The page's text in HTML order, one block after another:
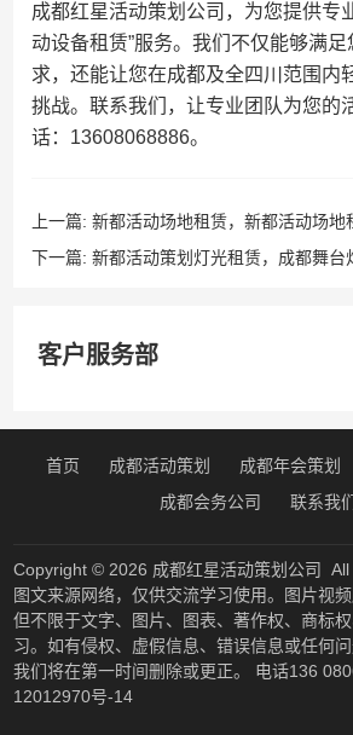
成都红星活动策划公司，为您提供专
动设备租赁”服务。我们不仅能够满
求，还能让您在成都及全四川范围内
挑战。联系我们，让专业团队为您的
话：13608068886。
上一篇: 新都活动场地租赁，新都活动场地
下一篇: 新都活动策划灯光租赁，成都舞台
客户服务部
首页 成都活动策划 成都年会策划
成都会务公司
联系我
Copyright © 2026 成都红星活动策划公司 All
图文来源网络，仅供交流学习使用。图片视
但不限于文字、图片、图表、著作权、商标
习。如有侵权、虚假信息、错误信息或任何问
我们将在第一时间删除或更正。 电话136
12012970号-14